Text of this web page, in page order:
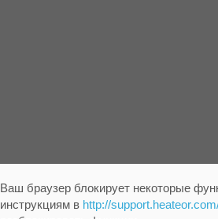
Ваш браузер блокирует некоторые
инструкциям в http://